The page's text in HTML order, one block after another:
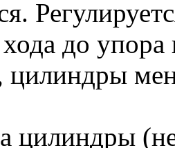
до упора
цилиндры
цилиндры